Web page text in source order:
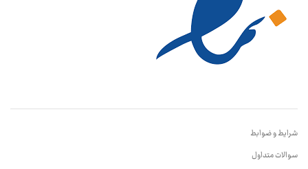
شرایط و ضوابط
سوالات متداول